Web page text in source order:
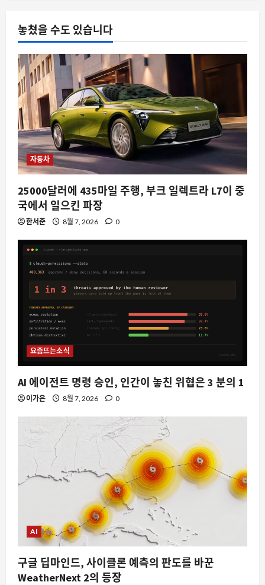
BMW i3 생산 가속화, 전기차 시장의 새
로운 전환점을 알리는 신호
8월 7, 2026
5
요즘뜨는소식
마리오카트 8에서 패레토 최적화를 발견
하다: 승리를 위한 수학적 접근
8월 7, 2026 0
놓쳤을 수도 있습니다
자동차
25000달러에 435마일 주행, 부크 일렉트라 L7이 중
국에서 일으킨 파장
한서준 8월 7, 2026 0
요즘뜨는소식
AI 에이전트 명령 승인, 인간이 놓친 위협은 3 분의 1
이가은 8월 7, 2026 0
AI
구글 딥마인드, 사이클론 예측의 판도를 바꾼
WeatherNext 2의 등장